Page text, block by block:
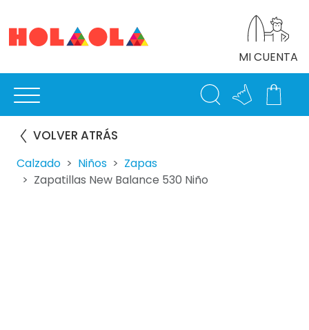
MI CUENTA
VOLVER ATRÁS
Calzado Niños
Zapas
Zapatillas New Balance 530 Niño